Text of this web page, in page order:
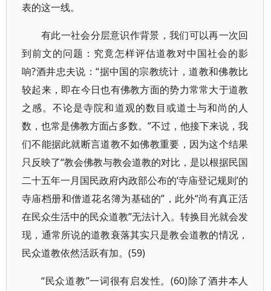
表的这一线。
有此一社会分层意识作背景，我们可以再一次回
到前文的问题：究竟怎样评估道教对中国社会的影
响?酒井忠夫说：“据中国的宗教统计，道教和佛教比
较起来，即在今日也有佛教方面的势力常常大于道教
之感。不论是寺院和道观的数目或道士与和尚的人
数，也常是佛教方面占多数。”不过，他接下来说，我
们不能据此就断言道教不如佛教重要，因为这个结果
只反映了“教会佛教与教会道教的对比，是以根据民国
二十五年一月国民政府内政部公布的‘寺庙登记规则’的
寺庙档册和僧道花名簿为基础的”，此外“尚有真正活
在民众生活中的民众道教”无法计入。转换目光就会发
现，通常所说的道教衰落其实只是教会道教的情况，
民众道教依然活跃有加。(59)
“民众道教”一词很有启发性。(60)除了酒井本人